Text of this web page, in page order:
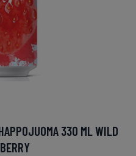
330 ML WILD